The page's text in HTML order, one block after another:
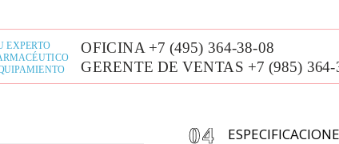
el envío y
tomaremos
industrial VS-04.